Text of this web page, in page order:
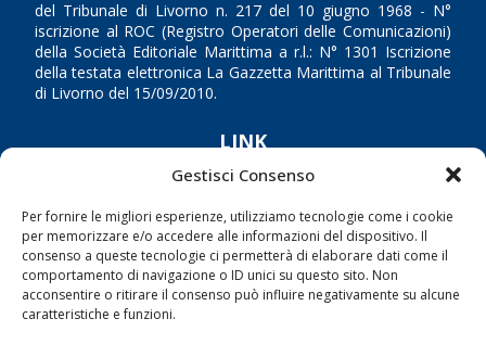
Gestisci Consenso
Per fornire le migliori esperienze, utilizziamo tecnologie come i cookie
per memorizzare e/o accedere alle informazioni del dispositivo. Il
consenso a queste tecnologie ci permetterà di elaborare dati come il
comportamento di navigazione o ID unici su questo sito. Non
acconsentire o ritirare il consenso può influire negativamente su alcune
caratteristiche e funzioni.
del Tribunale di Livorno n. 217 del 10 giugno 1968 - N°
iscrizione al ROC (Registro Operatori delle Comunicazioni)
della Società Editoriale Marittima a r.l.: N° 1301 Iscrizione
della testata elettronica La Gazzetta Marittima al Tribunale
di Livorno del 15/09/2010.
LINK
Porti/Interporti
Trasporti
Varie